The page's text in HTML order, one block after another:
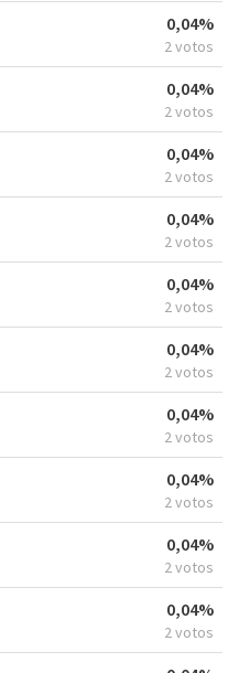
0,04%
2 votos
0,04%
2 votos
0,04%
2 votos
0,04%
2 votos
0,04%
2 votos
0,04%
2 votos
0,04%
2 votos
0,04%
2 votos
0,04%
2 votos
0,04%
2 votos